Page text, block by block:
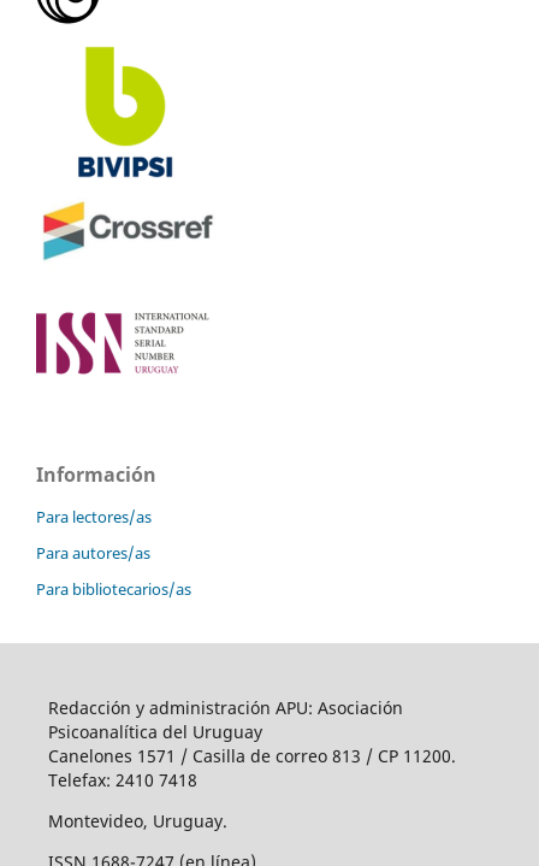
Información
Para lectores/as
Para autores/as
Para bibliotecarios/as
Redacción y administración APU: Asociación
Psicoanalítica del Uruguay
Canelones 1571 / Casilla de correo 813 / CP 11200.
Telefax: 2410 7418
Montevideo, Uruguay.